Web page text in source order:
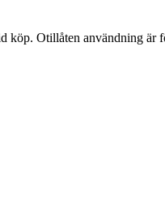
köp. Otillåten användning är